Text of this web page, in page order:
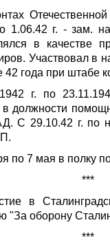
1.06.42 г. - зам.
в качестве
Участвовал в
42 года при штабе
г. по
должности
С 29.10.42 г. по
по 7 мая в полку
***
в
"За оборону
***